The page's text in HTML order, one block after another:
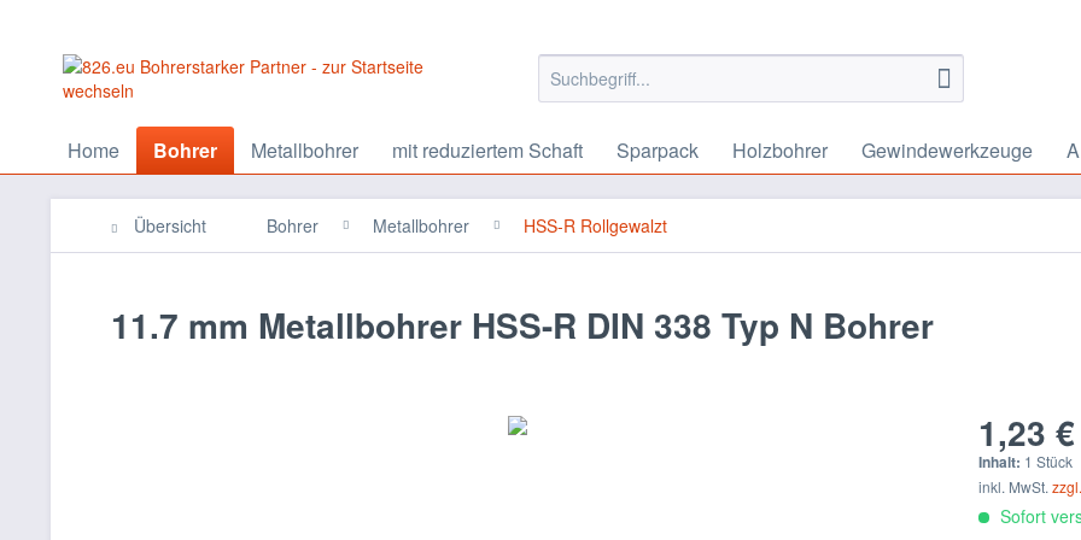
Home Bohrer Metallbohrer mit reduziertem Schaft Sparpack Holzbohrer Gewindewerkzeuge
Übersicht Bohrer Metallbohrer HSS-R Rollgewalzt
11.7 mm Metallbohrer HSS-R DIN 338 Typ N Bohrer
1,23
Inhalt: 1 Stück
inkl. MwSt.
Sofort